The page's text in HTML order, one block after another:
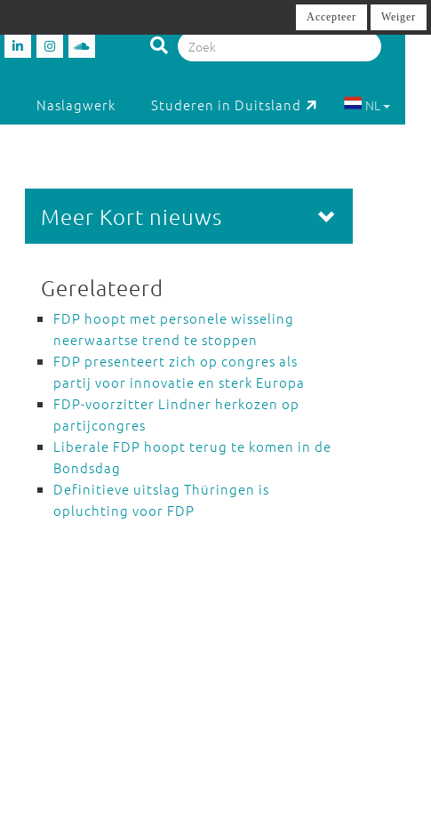
Naslagwerk Studeren in Duitsland NL
Meer Kort nieuws
Gerelateerd
FDP hoopt met personele wisseling
neerwaartse trend te stoppen
FDP presenteert zich op congres als
partij voor innovatie en sterk Europa
FDP-voorzitter Lindner herkozen op
partijcongres
Liberale FDP hoopt terug te komen in de
Bondsdag
Definitieve uitslag Thüringen is
opluchting voor FDP
Accepteer Weiger